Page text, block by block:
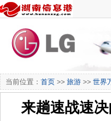
当前位置： 首页 >> 旅游 >> 世界
来趟速战速